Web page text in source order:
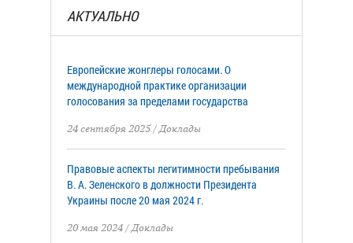
АКТУАЛЬНО
Европейские жонглеры голосами. О
международной практике организации
голосования за пределами государства
24 сентября 2025/Доклады
Правовые аспекты легитимности пребывания
В. А. Зеленского в должности Президента
Украины после 20 мая 2024 г.
20 мая 2024 /Доклады